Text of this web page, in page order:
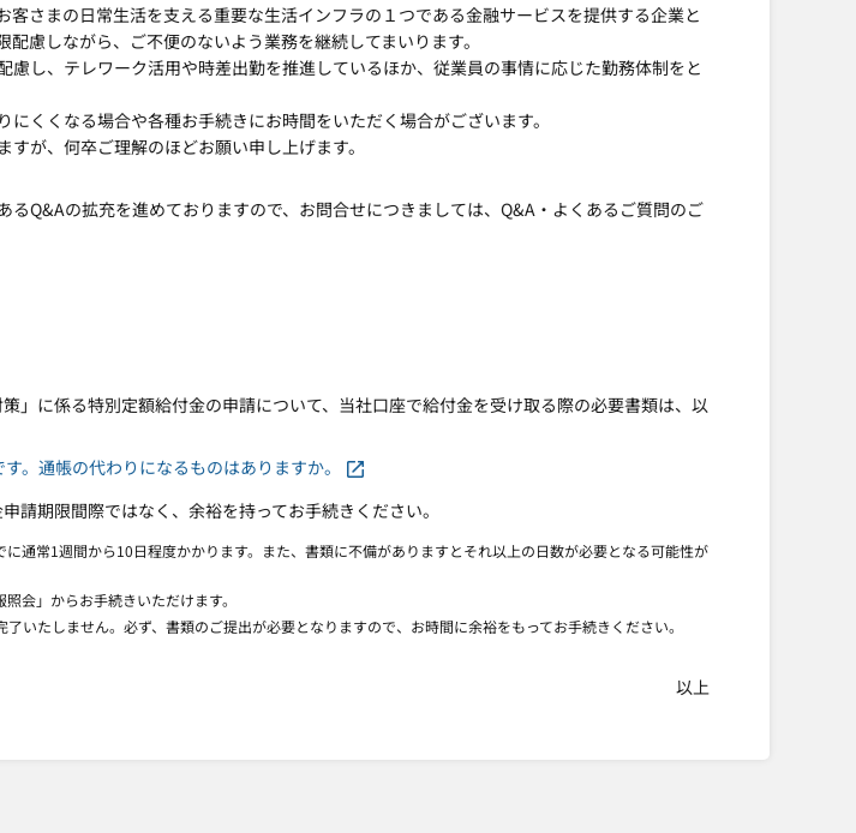
客さまの日常生活を支える重要な生活インフラの１つである金融サービスを提供する企業と
慮しながら、ご不便のないよう業務を継続してまいります。
慮し、テレワーク活用や時差出勤を推進しているほか、従業員の事情に応じた勤務体制をと
くくなる場合や各種お手続きにお時間をいただく場合がございます。
が、何卒ご理解のほどお願い申し上げます。
るQ&Aの拡充を進めておりますので、お問合せにつきましては、Q&A・よくあるご質問のご
」に係る特別定額給付金の申請について、当社口座で給付金を受け取る際の必要書類は、以
。通帳の代わりになるものはありますか。
請期限間際ではなく、余裕を持ってお手続きください。
通常1週間から10日程度かかります。また、書類に不備がありますとそれ以上の日数が必要となる可能性が
会」からお手続きいただけます。
いたしません。必ず、書類のご提出が必要となりますので、お時間に余裕をもってお手続きください。
以上